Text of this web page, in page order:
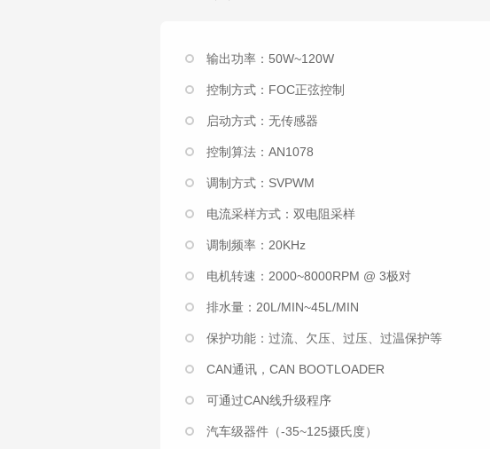
输出功率：50W~120W
控制方式：FOC正弦控制
启动方式：无传感器
控制算法：AN1078
调制方式：SVPWM
电流采样方式：双电阻采样
调制频率：20KHz
电机转速：2000~8000RPM @ 3极对
排水量：20L/MIN~45L/MIN
保护功能：过流、欠压、过压、过温保护等
CAN通讯，CAN BOOTLOADER
可通过CAN线升级程序
汽车级器件（-35~125摄氏度）